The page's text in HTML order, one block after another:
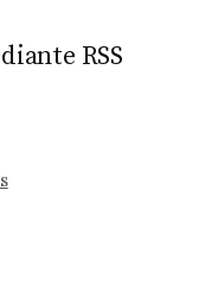
RSS